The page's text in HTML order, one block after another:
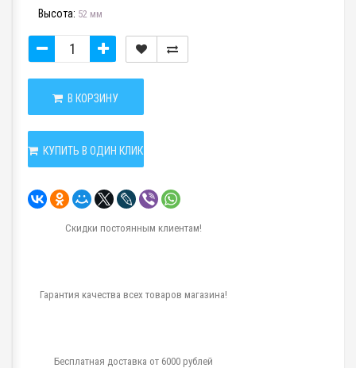
Высота: 52 мм
В КОРЗИНУ
КУПИТЬ В ОДИН КЛИК
Скидки постоянным клиентам!
Гарантия качества всех товаров магазина!
Бесплатная доставка от 6000 рублей